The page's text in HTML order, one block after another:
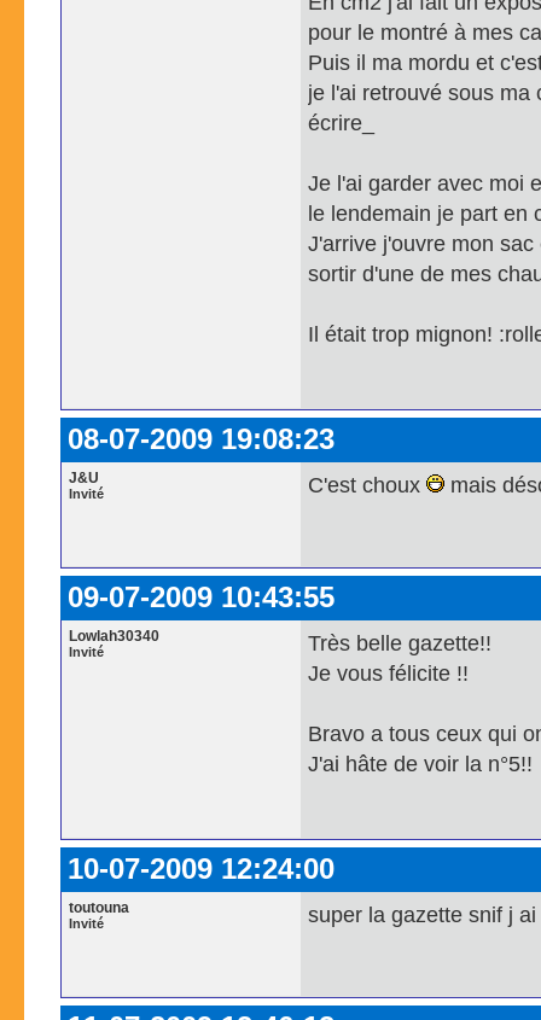
pour le montré à mes
Puis il ma mordu et
je l'ai retrouvé sous ma
écrire_
Je l'ai garder avec moi
le lendemain je part en
J'arrive j'ouvre mon
sortir d'une de mes
Il était trop
08-07-2009 19:08:23
J&U
Invité C'est choux mais
09-07-2009 10:43:55
Lowlah30340
Invité
Très belle gazette!!
Je vous félicite !!
Bravo a tous ceux qui
J'ai hâte de voir la n°5!!
10-07-2009 12:24:00
toutouna
Invité super la gazette snif j